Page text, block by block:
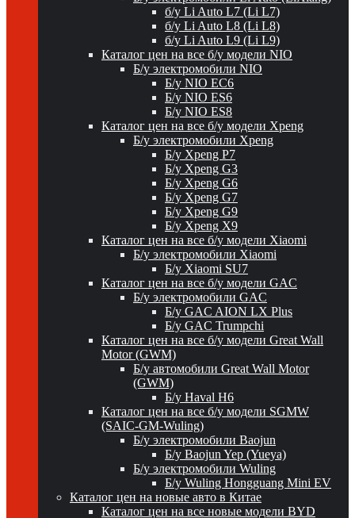
б/у Li Auto L7 (Li L7)
б/у Li Auto L8 (Li L8)
б/у Li Auto L9 (Li L9)
Каталог цен на все б/у модели NIO
Б/у электромобили NIO
Б/у NIO EC6
Б/у NIO ES6
Б/у NIO ES8
Каталог цен на все б/у модели Xpeng
Б/у электромобили Xpeng
Б/у Xpeng P7
Б/у Xpeng G3
Б/у Xpeng G6
Б/у Xpeng G7
Б/у Xpeng G9
Б/у Xpeng X9
Каталог цен на все б/у модели Xiaomi
Б/у электромобили Xiaomi
Б/у Xiaomi SU7
Каталог цен на все б/у модели GAC
Б/у электромобили GAC
Б/у GAC AION LX Plus
Б/у GAC Trumpchi
Каталог цен на все б/у модели Great Wall
Motor (GWM)
Б/у автомобили Great Wall Motor
(GWM)
Б/у Haval H6
Каталог цен на все б/у модели SGMW
(SAIC-GM-Wuling)
Б/у электромобили Baojun
Б/у Baojun Yep (Yueya)
Б/у электромобили Wuling
Б/у Wuling Hongguang Mini EV
Каталог цен на новые авто в Китае
Каталог цен на все новые модели BYD